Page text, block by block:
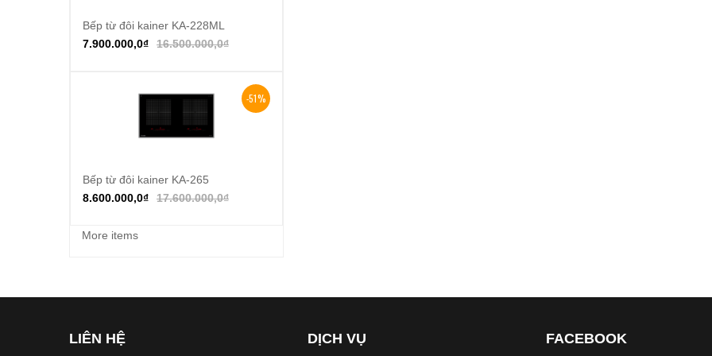
Thêm vào giỏ hàng
Bếp từ đôi kainer KA-228ML
16.500.000,0₫
7.900.000,0₫
-51%
Thêm vào giỏ hàng
Bếp từ đôi kainer KA-265
17.600.000,0₫
8.600.000,0₫
More items
LIÊN HỆ DỊCH VỤ FACEBOOK